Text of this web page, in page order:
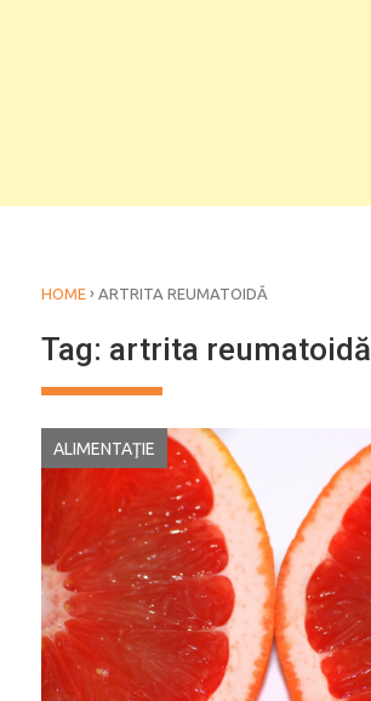
HOME › ARTRITA REUMATOIDĂ
Tag: artrita reumatoidă
ALIMENTAŢIE